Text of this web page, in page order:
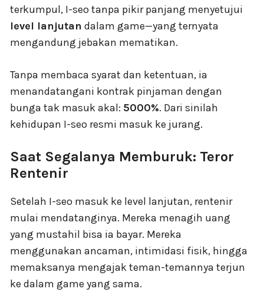
terkumpul, I-seo tanpa pikir panjang menyetujui
level lanjutan dalam game—yang ternyata
mengandung jebakan mematikan.
Tanpa membaca syarat dan ketentuan, ia
menandatangani kontrak pinjaman dengan
bunga tak masuk akal: 5000%. Dari sinilah
kehidupan I-seo resmi masuk ke jurang.
Saat Segalanya Memburuk: Teror
Rentenir
Setelah I-seo masuk ke level lanjutan, rentenir
mulai mendatanginya. Mereka menagih uang
yang mustahil bisa ia bayar. Mereka
menggunakan ancaman, intimidasi fisik, hingga
memaksanya mengajak teman-temannya terjun
ke dalam game yang sama.